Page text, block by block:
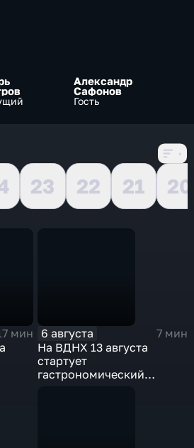
Александр
Сафонов
Гость
23 22 21
20
мин
6 августа
7 мин
На ВДНХ 13 августа
стартует
гастрономический